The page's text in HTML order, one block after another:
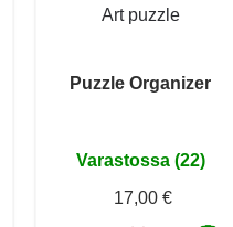
Art puzzle
Puzzle Organizer
Varastossa (22)
17,00 €